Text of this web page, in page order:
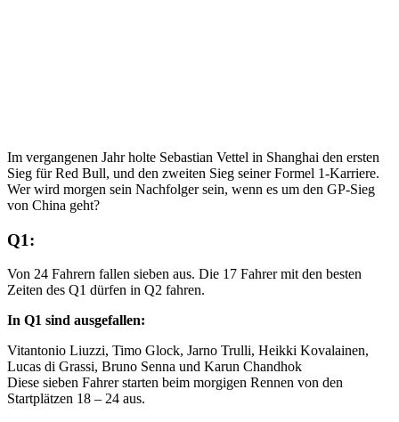
Im vergangenen Jahr holte Sebastian Vettel in Shanghai den ersten
Sieg für Red Bull, und den zweiten Sieg seiner Formel 1-Karriere.
Wer wird morgen sein Nachfolger sein, wenn es um den GP-Sieg
von China geht?
Q1:
Von 24 Fahrern fallen sieben aus. Die 17 Fahrer mit den besten
Zeiten des Q1 dürfen in Q2 fahren.
In Q1 sind ausgefallen:
Vitantonio Liuzzi, Timo Glock, Jarno Trulli, Heikki Kovalainen,
Lucas di Grassi, Bruno Senna und Karun Chandhok
Diese sieben Fahrer starten beim morgigen Rennen von den
Startplätzen 18 – 24 aus.